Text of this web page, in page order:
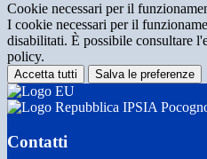
Cookie necessari per il
I cookie necessari per il
disabilitati. È possibile consultare
policy.
Accetta tutti Salva le preferenze
IPSIA
Contatti